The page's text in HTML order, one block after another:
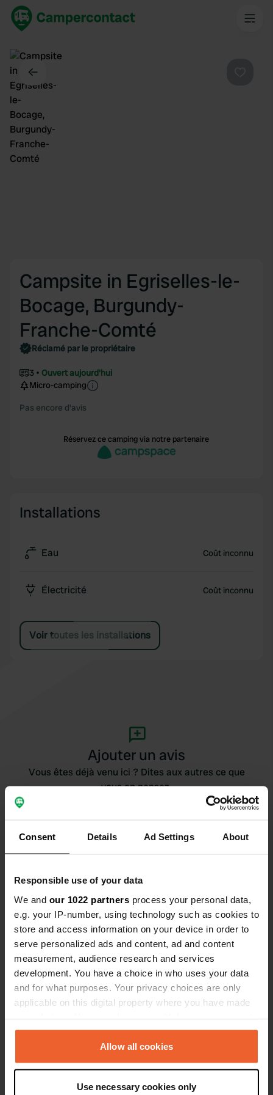
Consent Details Ad Settings About
Responsible use of your data
We and our 1022 partners process your personal data,
e.g. your IP-number, using technology such as cookies to
store and access information on your device in order to
serve personalized ads and content, ad and content
measurement, audience research and services
development. You have a choice in who uses your data
and for what purposes. Your privacy choices are only
applicable on this digital property where you have made
any time from the Cookie Declaration or by clicking on
the Privacy trigger icon.
Collect information about your geographical location
Allow all cookies
Use necessary cookies only
Dos
Campsite in Egriselles-le-
Bocage, Burgundy-
Franche-Comté
Réclamé par le propriétaire
3
Ouvert aujourd'hui
Micro-camping
Pas encore d'avis
Réservez ce camping via notre partenaire
Installations
Eau Coût inconnu
Électricité Coût inconnu
Voir toutes les installations
Ajouter un avis
Vous êtes déjà venu ici ? Dites aux autres ce que
vous en pensez.
Contact
L'adresse sera partagée après la réservation
Emplacement
Égriselles-le-Bocage, France Copie
Code du site
173638
Information
Situé dans un petit hameau en campagne. A